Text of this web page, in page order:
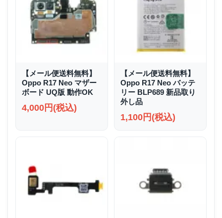
【メール便送料無料】
Oppo R17 Neo マザー
ボード UQ版 動作OK
4,000円(税込)
【メール便送料無料】
Oppo R17 Neo バッテ
リー BLP689 新品取り
外し品
1,100円(税込)